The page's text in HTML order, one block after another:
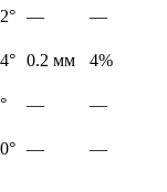
—
—
0.2 мм
4%
—
—
— —